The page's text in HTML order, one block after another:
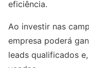
eficiência.
Ao investir nas
empresa poderá
leads qualificados